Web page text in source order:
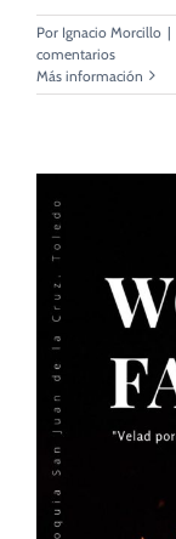
COLABORA
Por Ignacio Morcillo |
comentarios
Más información